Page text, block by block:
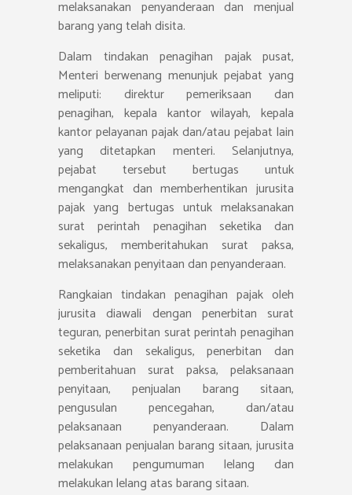
melaksanakan penyanderaan dan menjual
barang yang telah disita.
Dalam tindakan penagihan pajak pusat,
Menteri berwenang menunjuk pejabat yang
meliputi: direktur pemeriksaan dan
penagihan, kepala kantor wilayah, kepala
kantor pelayanan pajak dan/atau pejabat lain
yang ditetapkan menteri. Selanjutnya,
pejabat tersebut bertugas untuk
mengangkat dan memberhentikan jurusita
pajak yang bertugas untuk melaksanakan
surat perintah penagihan seketika dan
sekaligus, memberitahukan surat paksa,
melaksanakan penyitaan dan penyanderaan.
Rangkaian tindakan penagihan pajak oleh
jurusita diawali dengan penerbitan surat
teguran, penerbitan surat perintah penagihan
seketika dan sekaligus, penerbitan dan
pemberitahuan surat paksa, pelaksanaan
penyitaan, penjualan barang sitaan,
pengusulan pencegahan, dan/atau
pelaksanaan penyanderaan. Dalam
pelaksanaan penjualan barang sitaan, jurusita
melakukan pengumuman lelang dan
melakukan lelang atas barang sitaan.